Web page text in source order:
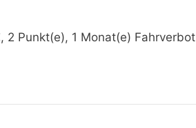
2 Punkt(e), 1 Monat(e) Fahrverbot